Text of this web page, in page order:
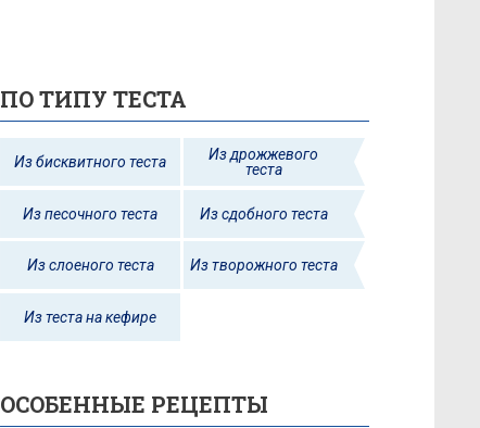
ПО ТИПУ ТЕСТА
Из бисквитного теста
Из дрожжевого
теста
Из песочного теста Из сдобного теста
Из слоеного теста Из творожного теста
Из теста на кефире
ОСОБЕННЫЕ РЕЦЕПТЫ